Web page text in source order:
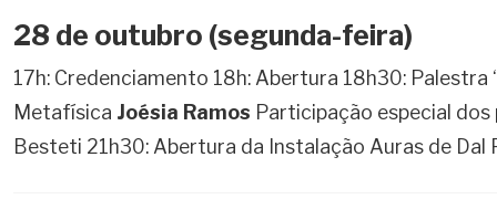
28 de outubro (segunda-feira)
17h: Credenciamento 18h: Abertura 18h30: Palestra
Metafísica Joésia Ramos Participação especial dos
Besteti 21h30: Abertura da Instalação Auras de Dal